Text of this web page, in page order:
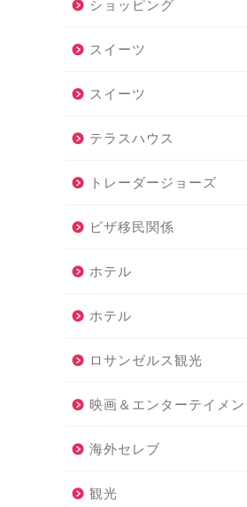
ショッピング
スイーツ
スイーツ
テラスハウス
トレーダージョーズ
ビザ移民関係
ホテル
ホテル
ロサンゼルス観光
映画＆エンターテイメン
海外セレブ
観光